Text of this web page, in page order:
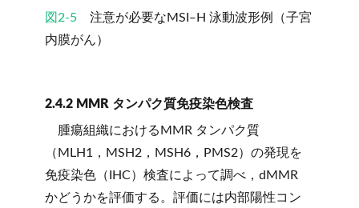
図2-5 注意が必要なMSI‒H 泳動波形例（子宮
内膜がん）
2.4.2 MMR タンパク質免疫染色検査
腫瘍組織におけるMMR タンパク質
（MLH1，MSH2，MSH6，PMS2）の発現を
免疫染色（IHC）検査によって調べ，dMMR
かどうかを評価する。評価には内部陽性コン